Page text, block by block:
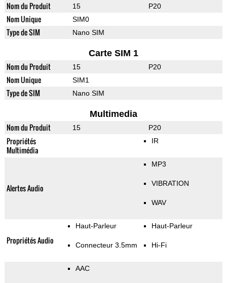
Nom du Produit 15 P20
Nom Unique SIM0
Type de SIM Nano SIM
Carte SIM 1
Nom du Produit 15 P20
Nom Unique SIM1
Type de SIM Nano SIM
Multimedia
Nom du Produit 15 P20
Propriétés
Multimédia
IR
Alertes Audio
MP3
VIBRATION
WAV
Propriétés Audio
Haut-Parleur
Connecteur 3.5mm
Haut-Parleur
Hi-Fi
AAC